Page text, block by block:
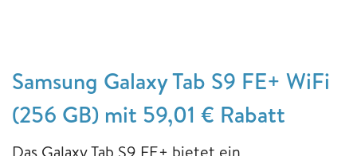
Samsung Galaxy Tab S9 FE+ WiFi
(256 GB) mit 59,01 € Rabatt
Das Galaxy Tab S9 FE+ bietet ein